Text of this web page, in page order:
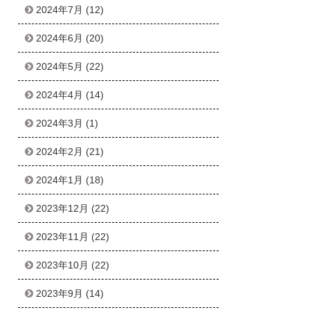
2024年7月 (12)
2024年6月 (20)
2024年5月 (22)
2024年4月 (14)
2024年3月 (1)
2024年2月 (21)
2024年1月 (18)
2023年12月 (22)
2023年11月 (22)
2023年10月 (22)
2023年9月 (14)